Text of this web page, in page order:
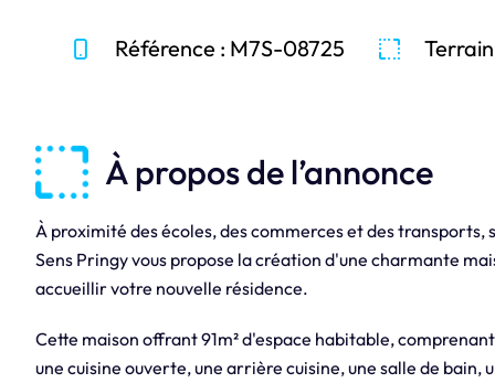
Référence : M7S-08725 Terrain
À propos de l’annonce
À proximité des écoles, des commerces et des transports,
Sens Pringy vous propose la création d'une charmante
accueillir votre nouvelle résidence.
Cette maison offrant 91m² d'espace habitable,
une cuisine ouverte, une arrière cuisine, une salle de bain,